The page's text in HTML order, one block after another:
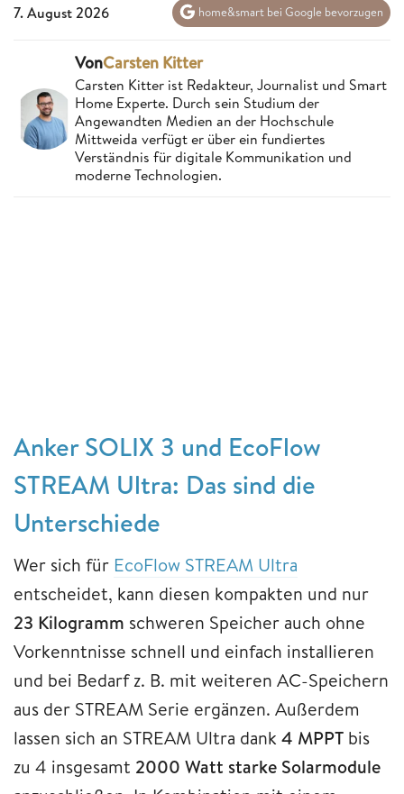
7. August 2026 home&smart bei Google bevorzugen
VonCarsten Kitter
Carsten Kitter ist Redakteur, Journalist und Smart
Home Experte. Durch sein Studium der
Angewandten Medien an der Hochschule
Mittweida verfügt er über ein fundiertes
Verständnis für digitale Kommunikation und
moderne Technologien.
Anker SOLIX 3 und EcoFlow
STREAM Ultra: Das sind die
Unterschiede
Wer sich für EcoFlow STREAM Ultra
entscheidet, kann diesen kompakten und nur
23 Kilogramm schweren Speicher auch ohne
Vorkenntnisse schnell und einfach installieren
und bei Bedarf z. B. mit weiteren AC-Speichern
aus der STREAM Serie ergänzen. Außerdem
lassen sich an STREAM Ultra dank 4 MPPT bis
zu 4 insgesamt 2000 Watt starke Solarmodule